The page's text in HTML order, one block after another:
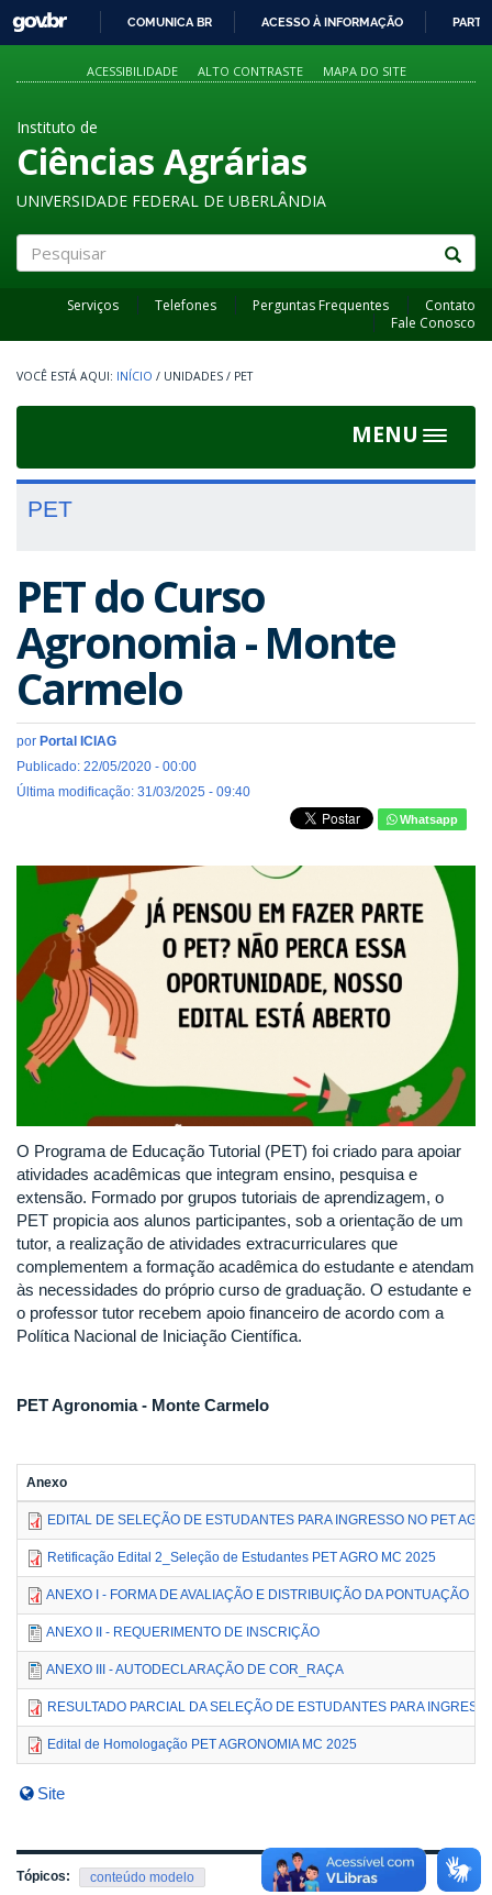
PARA
O
GOVBR
COMUNICA BR ACESSO À INFORMAÇÃO
ACESSIBILIDADE ALTO CONTRASTE MAPA DO SITE
Instituto de
Ciências Agrárias
UNIVERSIDADE FEDERAL DE UBERLÂNDIA
Serviços Telefones Perguntas Frequentes
Contato
Fale Conosco
INÍCIO / UNIDADES / PET
MENU
Toggle
PET
PET do Curso
Agronomia - Monte
Carmelo
por Portal ICIAG
Publicado: 22/05/2020 - 00:00
Última modificação: 31/03/2025 - 09:40
Whatsapp
O Programa de Educação Tutorial (PET) foi criado para apoiar
atividades acadêmicas que integram ensino, pesquisa e
extensão. Formado por grupos tutoriais de aprendizagem, o
PET propicia aos alunos participantes, sob a orientação de um
tutor, a realização de atividades extracurriculares que
complementem a formação acadêmica do estudante e atendam
às necessidades do próprio curso de graduação. O estudante e
o professor tutor recebem apoio financeiro de acordo com a
Política Nacional de Iniciação Científica.
PET Agronomia - Monte Carmelo
Anexo
EDITAL DE SELEÇÃO DE ESTUDANTES PARA INGRESSO NO PET
Retificação Edital 2_Seleção de Estudantes PET AGRO MC 2025
ANEXO I - FORMA DE AVALIAÇÃO E DISTRIBUIÇÃO DA PONTUAÇÃO
ANEXO II - REQUERIMENTO DE INSCRIÇÃO
ANEXO III - AUTODECLARAÇÃO DE COR_RAÇA
RESULTADO PARCIAL DA SELEÇÃO DE ESTUDANTES PARA
Edital de Homologação PET AGRONOMIA MC 2025
Site
Tópicos: conteúdo modelo